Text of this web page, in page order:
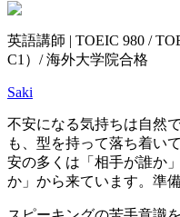
英語講師 | TOEIC 980 /
C1）/ 海外大学院合格
Saki
不安になる気持ちは自然
も、型を持って落ち着い
安の多くは「相手が誰か
か」から来ています。準